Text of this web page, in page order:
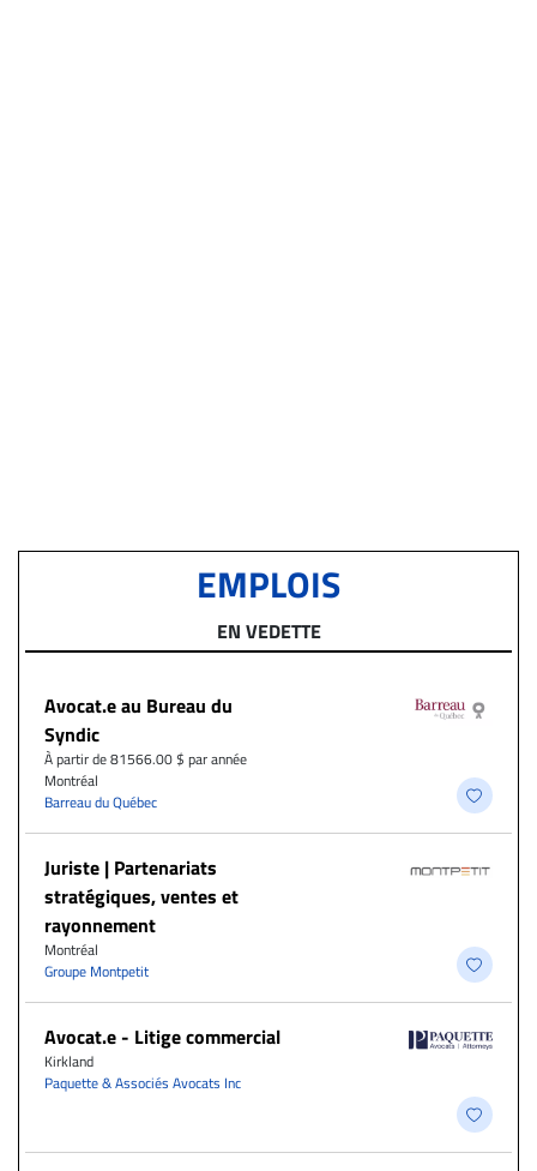
EMPLOIS
EN VEDETTE
Avocat.e au Bureau du
Syndic
À partir de 81566.00 $ par année
Montréal
Barreau du Québec
Juriste | Partenariats
stratégiques, ventes et
rayonnement
Montréal
Groupe Montpetit
Avocat.e - Litige commercial
Kirkland
Paquette & Associés Avocats Inc